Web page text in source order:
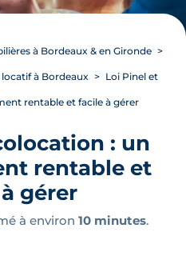
à Bordeaux & en Gironde
locatif à Bordeaux Loi Pinel et
rentable et facile à gérer
: un
rentable et
gérer
à environ 10 minutes.